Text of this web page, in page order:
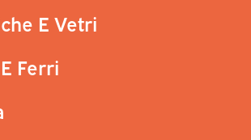
E Vetri
Ferri